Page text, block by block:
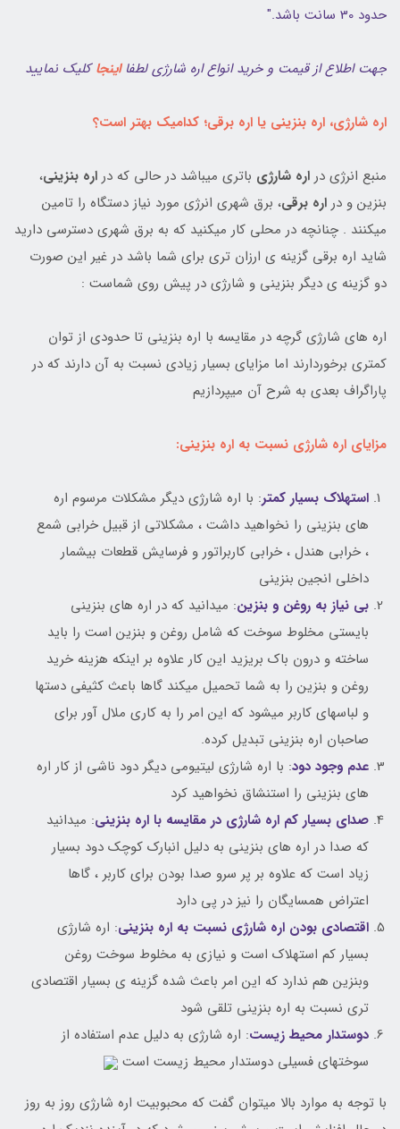
حدود 30 سانت باشد."
جهت اطلاع از قیمت و خرید انواع اره شارژی لطفا اینجاکلیک نمایید
اره شارژی، اره بنزینی یا اره برقی؛ کدامیک بهتر است؟
منبع انرژی در اره شارژی باتری میباشد در حالی که در اره بنزینی،
بنزین و در اره برقی، برق شهری انرژی مورد نیاز دستگاه را تامین
میکنند . چنانچه در محلی کار میکنید که به برق شهری دسترسی دارید
شاید اره برقی گزینه ی ارزان تری برای شما باشد در غیر این صورت
دو گزینه ی دیگر بنزینی و شارژی در پیش روی شماست :
اره های شارژی گرچه در مقایسه با اره بنزینی تا حدودی از توان
کمتری برخوردارند اما مزایای بسیار زیادی نسبت به آن دارند که در
پاراگراف بعدی به شرح آن میپردازیم
مزایای اره شارژی نسبت به اره بنزینی:
استهلاک بسیار کمتر: با اره شارژی دیگر مشکلات مرسوم اره
های بنزینی را نخواهید داشت ، مشکلاتی از قبیل خرابی شمع
، خرابی هندل ، خرابی کاربراتور و فرسایش قطعات بیشمار
داخلی انجین بنزینی
بی نیاز به روغن و بنزین: میدانید که در اره های بنزینی
بایستی مخلوط سوخت که شامل روغن و بنزین است را باید
ساخته و درون باک بریزید این کار علاوه بر اینکه هزینه خرید
روغن و بنزین را به شما تحمیل میکند گاها باعث کثیفی دستها
و لباسهای کاربر میشود که این امر را به کاری ملال آور برای
صاحبان اره بنزینی تبدیل کرده.
عدم وجود دود: با اره شارژی لیتیومی دیگر دود ناشی از کار اره
های بنزینی را استنشاق نخواهید کرد
صدای بسیار کم اره شارژی در مقایسه با اره بنزینی: میدانید
که صدا در اره های بنزینی به دلیل انبارک کوچک دود بسیار
زیاد است که علاوه بر پر سرو صدا بودن برای کاربر ، گاها
اعتراض همسایگان را نیز در پی دارد
اقتصادی بودن اره شارژی نسبت به اره بنزینی: اره شارژی
بسیار کم استهلاک است و نیازی به مخلوط سوخت روغن
وبنزین هم ندارد که این امر باعث شده گزینه ی بسیار اقتصادی
تری نسبت به اره بنزینی تلقی شود
دوستدار محیط زیست: اره شارژی به دلیل عدم استفاده از
سوختهای فسیلی دوستدار محیط زیست است
با توجه به موارد بالا میتوان گفت که محبوبیت اره شارژی روز به روز